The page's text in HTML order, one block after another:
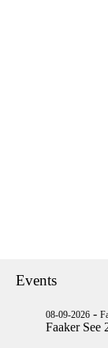
Events
08-09-2026 -
Faaker See